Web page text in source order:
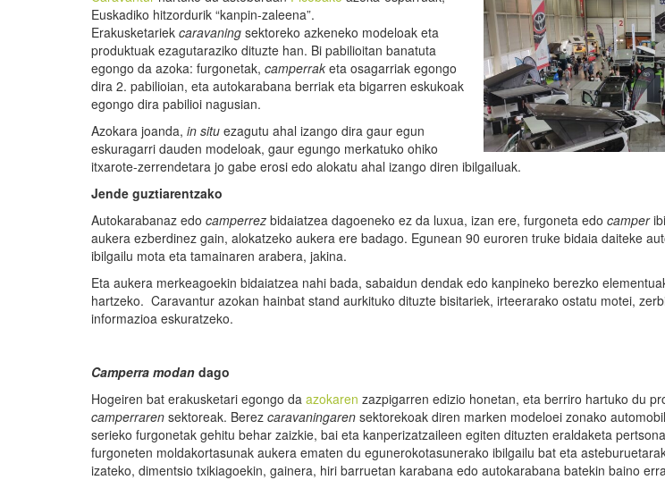
Euskadiko hitzordurik “kanpin-zaleena”.
Erakusketariek caravaning sektoreko azkeneko modeloak eta
produktuak ezagutaraziko dituzte han. Bi pabilioitan banatuta
egongo da azoka: furgonetak, camperrak eta osagarriak egongo
dira 2. pabilioian, eta autokarabana berriak eta bigarren eskukoak
egongo dira pabilioi nagusian.
Azokara joanda, in situ ezagutu ahal izango dira gaur egun
eskuragarri dauden modeloak, gaur egungo merkatuko ohiko
itxarote-zerrendetara jo gabe erosi edo alokatu ahal izango diren ibilgailuak.
Jende guztiarentzako
Autokarabanaz edo camperrez bidaiatzea dagoeneko ez da luxua, izan ere, furgoneta edo camper
aukera ezberdinez gain, alokatzeko aukera ere badago. Egunean 90 euroren truke bidaia daiteke
ibilgailu mota eta tamainaren arabera, jakina.
Eta aukera merkeagoekin bidaiatzea nahi bada, sabaidun dendak edo kanpineko berezko
hartzeko. Caravantur azokan hainbat stand aurkituko dituzte bisitariek, irteerarako ostatu motei,
informazioa eskuratzeko.
Camperra modan dago
Hogeiren bat erakusketari egongo da azokaren zazpigarren edizio honetan, eta berriro hartuko du
camperraren sektoreak. Berez caravaningaren sektorekoak diren marken modeloei zonako
serieko furgonetak gehitu behar zaizkie, bai eta kanperizatzaileen egiten dituzten eraldaketa
furgoneten moldakortasunak aukera ematen du egunerokotasunerako ibilgailu bat eta
izateko, dimentsio txikiagoekin, gainera, hiri barruetan karabana edo autokarabana batekin baino